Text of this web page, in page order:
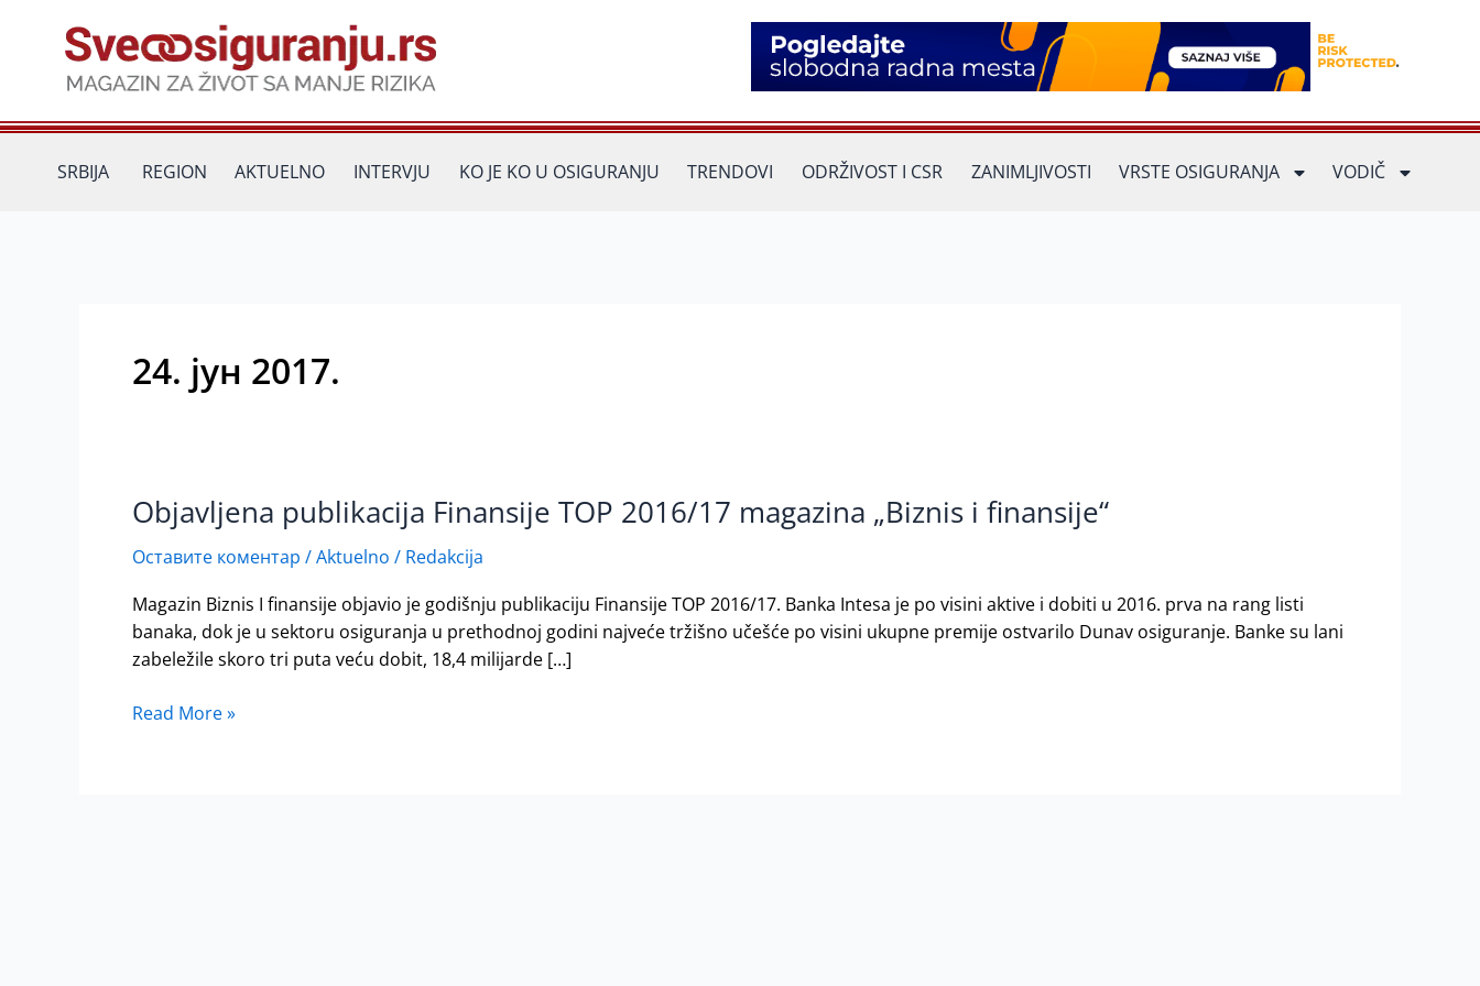
SRBIJA REGION AKTUELNO INTERVJU KO JE KO U OSIGURANJU TRENDOVI ODRŽIVOST I CSR ZANIMLJIVOSTI VRSTE OSIGURANJA VODIČ
24. јун 2017.
Objavljena publikacija Finansije TOP 2016/17 magazina „Biznis i finansije“
Оставите коментар /Aktuelno / Redakcija
Magazin Biznis I finansije objavio je godišnju publikaciju Finansije TOP 2016/17. Banka Intesa je po visini aktive i dobiti u 2016. prva na rang listi
banaka, dok je u sektoru osiguranja u prethodnoj godini najveće tržišno učešće po visini ukupne premije ostvarilo Dunav osiguranje. Banke su lani
zabeležile skoro tri puta veću dobit, 18,4 milijarde […]
Objavljena
publikacija
Finansije
2016/17
magazina
„Biznis
finansije“
Read More »